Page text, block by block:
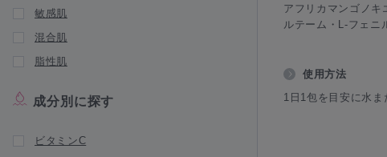
Lekarka・DREX（レカルカ）
LipoVit（リポビット）
新商品が入荷されました
Luscious Lips（ラシャ スリップ）
ソリューションズ）
敏感肌
混合肌
脂性肌
成分別に探す
ビタミンC
アフリカマンゴノキ
ルテーム・L-フェニ
使用方法
1日1包を目安に水ま